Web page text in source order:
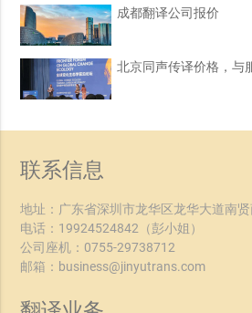
成都翻译公司报价
北京同声传译价格，与
联系信息
地址：广东省深圳市龙华区龙华大道南
电话： 19924524842 （彭小姐）
公司座机： 0755-29738712
邮箱： business@jinyutrans.com